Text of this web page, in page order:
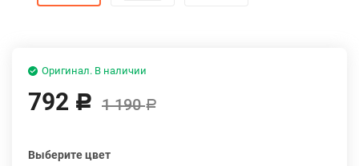
Оригинал. В наличии
792 Р 1 190Р
Выберите цвет